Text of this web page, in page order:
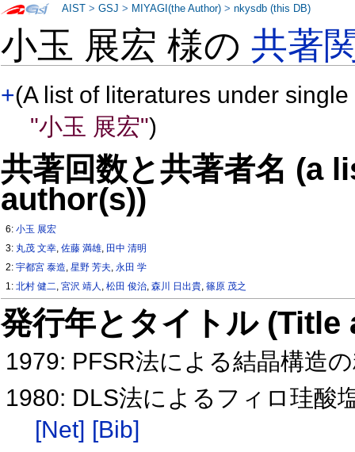
小玉 展宏 様の共著
+(A list of literatures under
"小玉 展宏")
共著回数と共著者名 (a
author(s))
6:小玉 展宏
3: 丸茂 文幸,佐藤 満雄, 田中 清明
2:宇都宮 泰造,星野 芳夫,永田 学
1:北村 健二,宮沢 靖人 ,松田 俊治,森川 日出貴,篠原 茂之
発行年とタイトル
1979: PFSR法による結晶構造
1980: DLS法によるフィロ珪酸
[Net] [Bib]
AIST >GSJ > MIYAGI(the Author) >nkysdb (this DB)